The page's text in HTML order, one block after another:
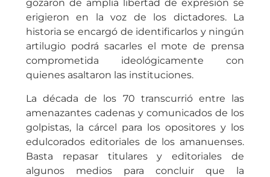
gozaron de amplia libertad de expresión se
erigieron en la voz de los dictadores. La
historia se encargó de identificarlos y ningún
artilugio podrá sacarles el mote de prensa
comprometida ideológicamente con
quienes asaltaron las instituciones.
La década de los 70 transcurrió entre las
amenazantes cadenas y comunicados de los
golpistas, la cárcel para los opositores y los
edulcorados editoriales de los amanuenses.
Basta repasar titulares y editoriales de
algunos medios para concluir que la